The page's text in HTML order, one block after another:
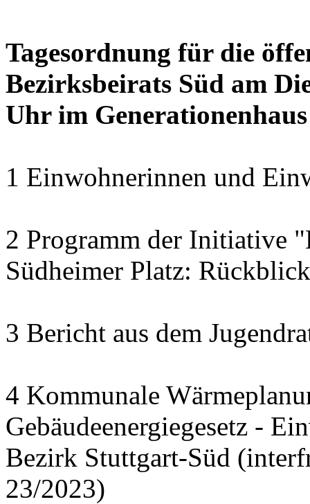
Tagesordnung für die
Bezirksbeirats Süd am
Uhr im
1 Einwohnerinnen und
2 Programm der Initiative
Südheimer Platz:
3 Bericht aus dem
4 Kommunale
Gebäudeenergiegesetz -
Bezirk Stuttgart-Süd
23/2023)